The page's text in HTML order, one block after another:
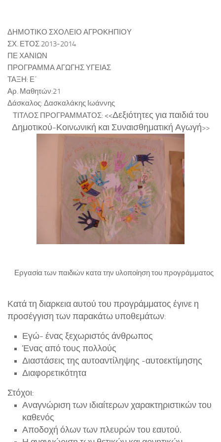
Εθνικό Δίκτυο Αγωγής Υγείας ΜΑΘΑΙΝΩ ΓΙΑ ΤΗ ΖΩΗ
Δημοτική Βιβλιοθήκη Χανίων
Πολυθεματικό Δίκτυο Περιβαλλοντικής Αγωγής
Προστασία από Υψηλή Ατμοσφαιρική Ρύπανση
ΚΠΕ Βάμου
ΚΠΕ Αρχανών
ΚΠΕ Ιεράπετρας
Μεσογειακό Αγρονομικό Ινστιτούτο Χανίων
Μουσείο Φυσικής Ιστορίας Κρήτης
ΥΠουργείο Περιβάλλοντος, Ενέργειας και Κλιματικής
ΒΕΝΙΖΕΛΟΣ
Υπουργείο Πολιτισμού και Αθλητισμού
Παγκρήτιο Ιστολόγιο για τα Ζητήματα του Σχολικού Εκφοβισμού
Υπουργείο Υγείας
Σχολικές Μονάδες
Χάρτης Δημοτικών Σχολείων
Δ/νσεις – Τηλέφωνα – Emails ΔΣ Χανίων
Χάρτης Νηπιαγωγείων Χανίων
Δ/νσεις – Τηλέφωνα – Emails ΝΓ Χανίων
ΔΗΜΟΤΙΚΟ ΣΧΟΛΕΙΟ ΑΓΡΟΚΗΠΙΟΥ
ΣΧ. ΕΤΟΣ 2013-2014
ΠΕ ΧΑΝΙΩΝ
ΠΡΟΓΡΑΜΜΑ ΑΓΩΓΗΣ ΥΓΕΙΑΣ
ΤΑΞΗ: Ε΄
Αρ. Μαθητών:21
Δάσκαλος: Δασκαλάκης Ιωάννης
ΤΙΤΛΟΣ ΠΡΟΓΡΑΜΜΑΤΟΣ: <<Δεξιότητες για παιδιά του
Δημοτικού-Κοινωνική και Συναισθηματική Αγωγή>>
Εργασία των παιδιών κατα την υλοποίηση του προγράμματος
Κατά τη διαρκεια αυτού του προγράμματος έγινε η
προσέγγιση των παρακάτω υποθεμάτων:
Εγώ- ένας ξεχωριστός άνθρωπος
Ένας από τους πολλούς
Διαστάσεις της αυτοαντίληψης -αυτοεκτίμησης
Διαφορετικότητα
Στόχοι:
Αναγνώριση των ιδιαίτερων χαρακτηριστικών του
καθενός
Αποδοχή όλων των πλευρών του εαυτού.